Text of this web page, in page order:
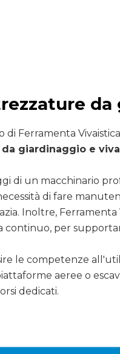
da
Ferramenta
giardinaggio e
di un macchinario
di fare
Inoltre, Ferramenta
continuo, per
le competenze
aeree o
dedicati.